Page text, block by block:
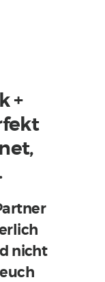
+
nicht